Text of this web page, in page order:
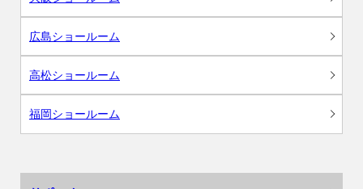
広島ショールーム
高松ショールーム
福岡ショールーム